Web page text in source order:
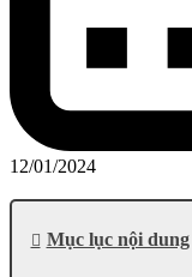
12/01/2024
Mục lục nội dung